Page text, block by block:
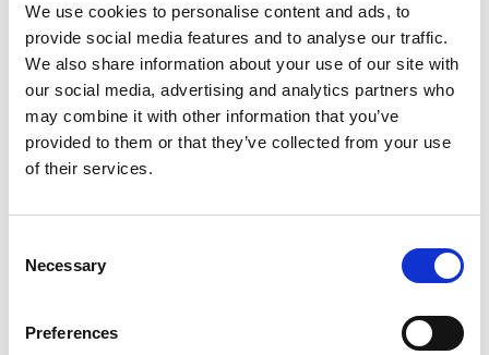
We use cookies to personalise content and ads, to
provide social media features and to analyse our traffic.
We also share information about your use of our site with
our social media, advertising and analytics partners who
may combine it with other information that you’ve
provided to them or that they’ve collected from your use
of their services.
Selection
Necessary
Preferences
Rödlackerad
Zink/Magnesium